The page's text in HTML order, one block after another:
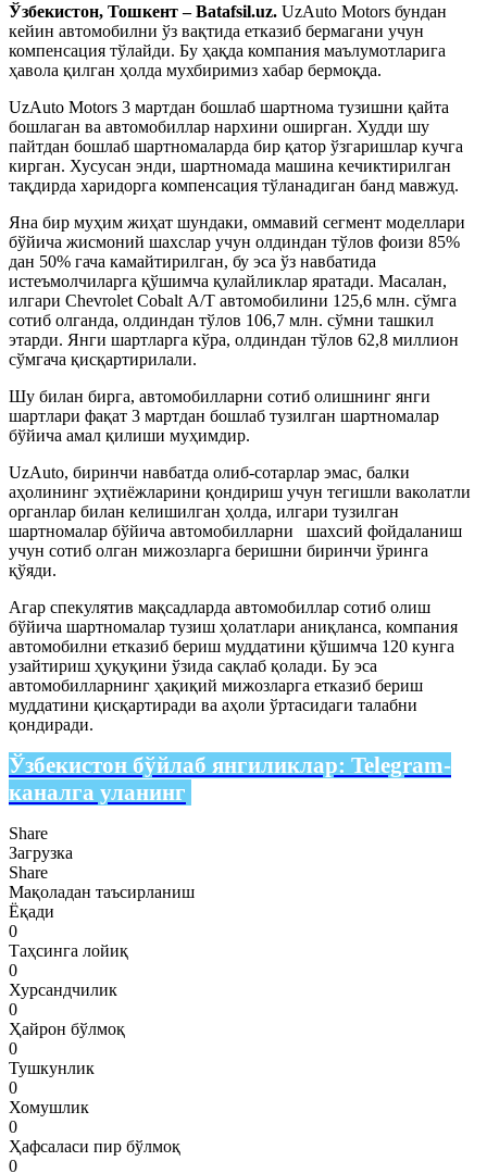
Ўзбекистон, Тошкент – Batafsil.uz. UzAuto Motors бундан
кейин автомобилни ўз вақтида етказиб бермагани учун
компенсация тўлайди. Бу ҳақда компания маълумотларига
ҳавола қилган ҳолда мухбиримиз хабар бермоқда.
UzAuto Motors 3 мартдан бошлаб шартнома тузишни қайта
бошлаган ва автомобиллар нархини оширган. Худди шу
пайтдан бошлаб шартномаларда бир қатор ўзгаришлар кучга
кирган. Хусусан энди, шартномада машина кечиктирилган
тақдирда харидорга компенсация тўланадиган банд мавжуд.
Яна бир муҳим жиҳат шундаки, оммавий сегмент моделлари
бўйича жисмоний шахслар учун олдиндан тўлов фоизи 85%
дан 50% гача камайтирилган, бу эса ўз навбатида
истеъмолчиларга қўшимча қулайликлар яратади. Масалан,
илгари Chevrolet Cobalt А/Т автомобилини 125,6 млн. сўмга
сотиб олганда, олдиндан тўлов 106,7 млн. сўмни ташкил
этарди. Янги шартларга кўра, олдиндан тўлов 62,8 миллион
сўмгача қисқартирилали.
Шу билан бирга, автомобилларни сотиб олишнинг янги
шартлари фақат 3 мартдан бошлаб тузилган шартномалар
бўйича амал қилиши муҳимдир.
UzAuto, биринчи навбатда олиб-сотарлар эмас, балки
аҳолининг эҳтиёжларини қондириш учун тегишли ваколатли
органлар билан келишилган ҳолда, илгари тузилган
шартномалар бўйича автомобилларни шахсий фойдаланиш
учун сотиб олган мижозларга беришни биринчи ўринга
қўяди.
Агар спекулятив мақсадларда автомобиллар сотиб олиш
бўйича шартномалар тузиш ҳолатлари аниқланса, компания
автомобилни етказиб бериш муддатини қўшимча 120 кунга
узайтириш ҳуқуқини ўзида сақлаб қолади. Бу эса
автомобилларнинг ҳақиқий мижозларга етказиб бериш
муддатини қисқартиради ва аҳоли ўртасидаги талабни
қондиради.
Ўзбекистон бўйлаб янгиликлар: Telegram-
каналга уланинг
Share
Загрузка
Share
Мақоладан таъсирланиш
Ёқади
0
Таҳсинга лойиқ
0
Хурсандчилик
0
Ҳайрон бўлмоқ
0
Тушкунлик
0
Хомушлик
0
Ҳафсаласи пир бўлмоқ
0